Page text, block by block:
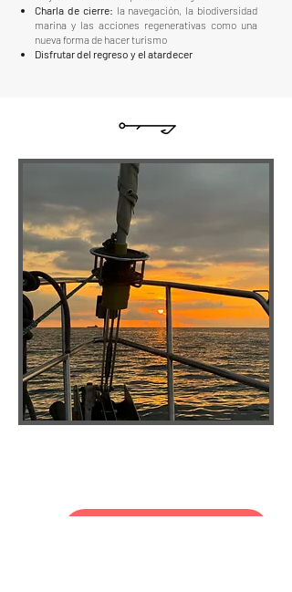
Charla de cierre: la navegación, la biodiversidad
marina y las acciones regenerativas como una
nueva forma de hacer turismo
Disfrutar del regreso y el atardecer